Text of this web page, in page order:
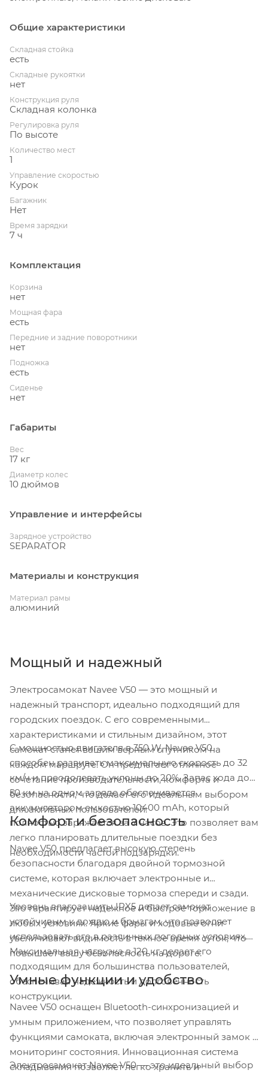
Общие характеристики
Складная стойка
есть
Складные рукоятки
нет
Конструкция руля
Складная колонка
Регулировка руля
По высоте
Количество мест
1
Управление скоростью
Курок
Багажник
Нет
Время зарядки
7 ч
Комплектация
Корзина
нет
Мощная фара
есть
Передние и задние поворотники
нет
Подножка
есть
Сиденье
нет
Габариты
Вес
17 кг
Диаметр колес
10 дюймов
Управление и интерфейсы
Зарядное устройство
SEPARATOR
Материалы и конструкция
Материал рамы
алюминий
Мощный и надежный
Электросамокат Navee V50 — это мощный и
надежный транспорт, идеально подходящий для
городских поездок. С его современными
характеристиками и стильным дизайном, этот
самокат станет вашим верным спутником на
каждом маршруте. Он предлагает отличное
сочетание производительности, комфорта и
безопасности, что делает его идеальным выбором
для активных пользователей.
С мощностью двигателя в 350 W, Navee V50
способен развивать максимальную скорость до 32
км/ч и преодолевать уклоны до 20%. Запас хода до
50 км на одном заряде обеспечивается
аккумулятором емкостью 10400 mAh, который
полностью заряжается за 7 часов. Это позволяет вам
легко планировать длительные поездки без
необходимости частой подзарядки.
Комфорт и безопасность
Navee V50 предлагает высокую степень
безопасности благодаря двойной тормозной
системе, которая включает электронные и
механические дисковые тормоза спереди и сзади.
Это гарантирует надежное и быстрое торможение в
любых условиях. Яркие фары и ходовые огни
увеличивают видимость в темное время суток, что
повышает вашу безопасность на дороге.
Уровень влагозащиты IPX5 делает самокат
устойчивым к дождю и брызгам, что позволяет
использовать его в различных погодных условиях.
Максимальная нагрузка в 120 кг делает его
подходящим для большинства пользователей,
обеспечивая надежность и долговечность
конструкции.
Умные функции и удобство
Navee V50 оснащен Bluetooth-синхронизацией и
умным приложением, что позволяет управлять
функциями самоката, включая электронный замок и
мониторинг состояния. Инновационная система
складывания позволяет легко хранить и
Электросамокат Navee V50 — это идеальный выбор